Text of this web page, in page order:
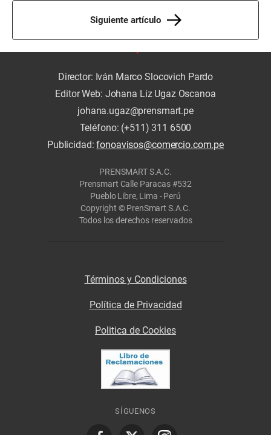
Siguiente artículo
Director: Iván Marco Slocovich Pardo
Editor Web: Johana Liz Ugaz Oscanoa
johana.ugaz@prensmart.pe
Teléfono: (+511) 311 6500
Publicidad:fonoavisos@comercio.com.pe
PRENSMART S.A.C.
Prensmart Calle Paracas #532
Pueblo Libre, Lima - Perú
Copyright © PrenSmart S.A.C.
Todos los derechos reservados
Términos y Condiciones
Política de Privacidad
Politica de Cookies
SÍGUENOS